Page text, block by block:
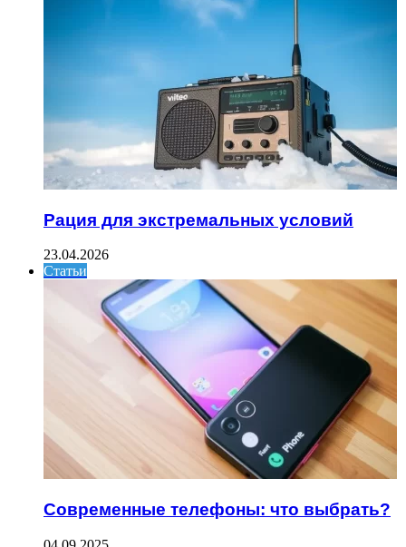
Рация для экстремальных условий
23.04.2026
Статьи
Современные телефоны: что выбрать?